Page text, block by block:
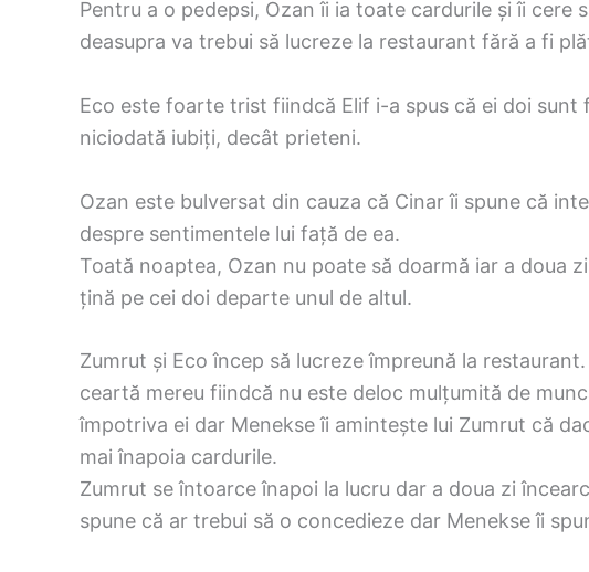
Pentru a o pedepsi, Ozan îi ia toate cardurile și îi cere
deasupra va trebui să lucreze la restaurant fără a fi
Eco este foarte trist fiindcă Elif i-a spus că ei doi
niciodată iubiți, decât prieteni.
Ozan este bulversat din cauza că Cinar îi spune că
despre sentimentele lui față de ea.
Toată noaptea, Ozan nu poate să doarmă iar a doua
țină pe cei doi departe unul de altul.
Zumrut și Eco încep să lucreze împreună la
ceartă mereu fiindcă nu este deloc mulțumită de
împotriva ei dar Menekse îi amintește lui Zumrut că
mai înapoia cardurile.
Zumrut se întoarce înapoi la lucru dar a doua zi
spune că ar trebui să o concedieze dar Menekse îi